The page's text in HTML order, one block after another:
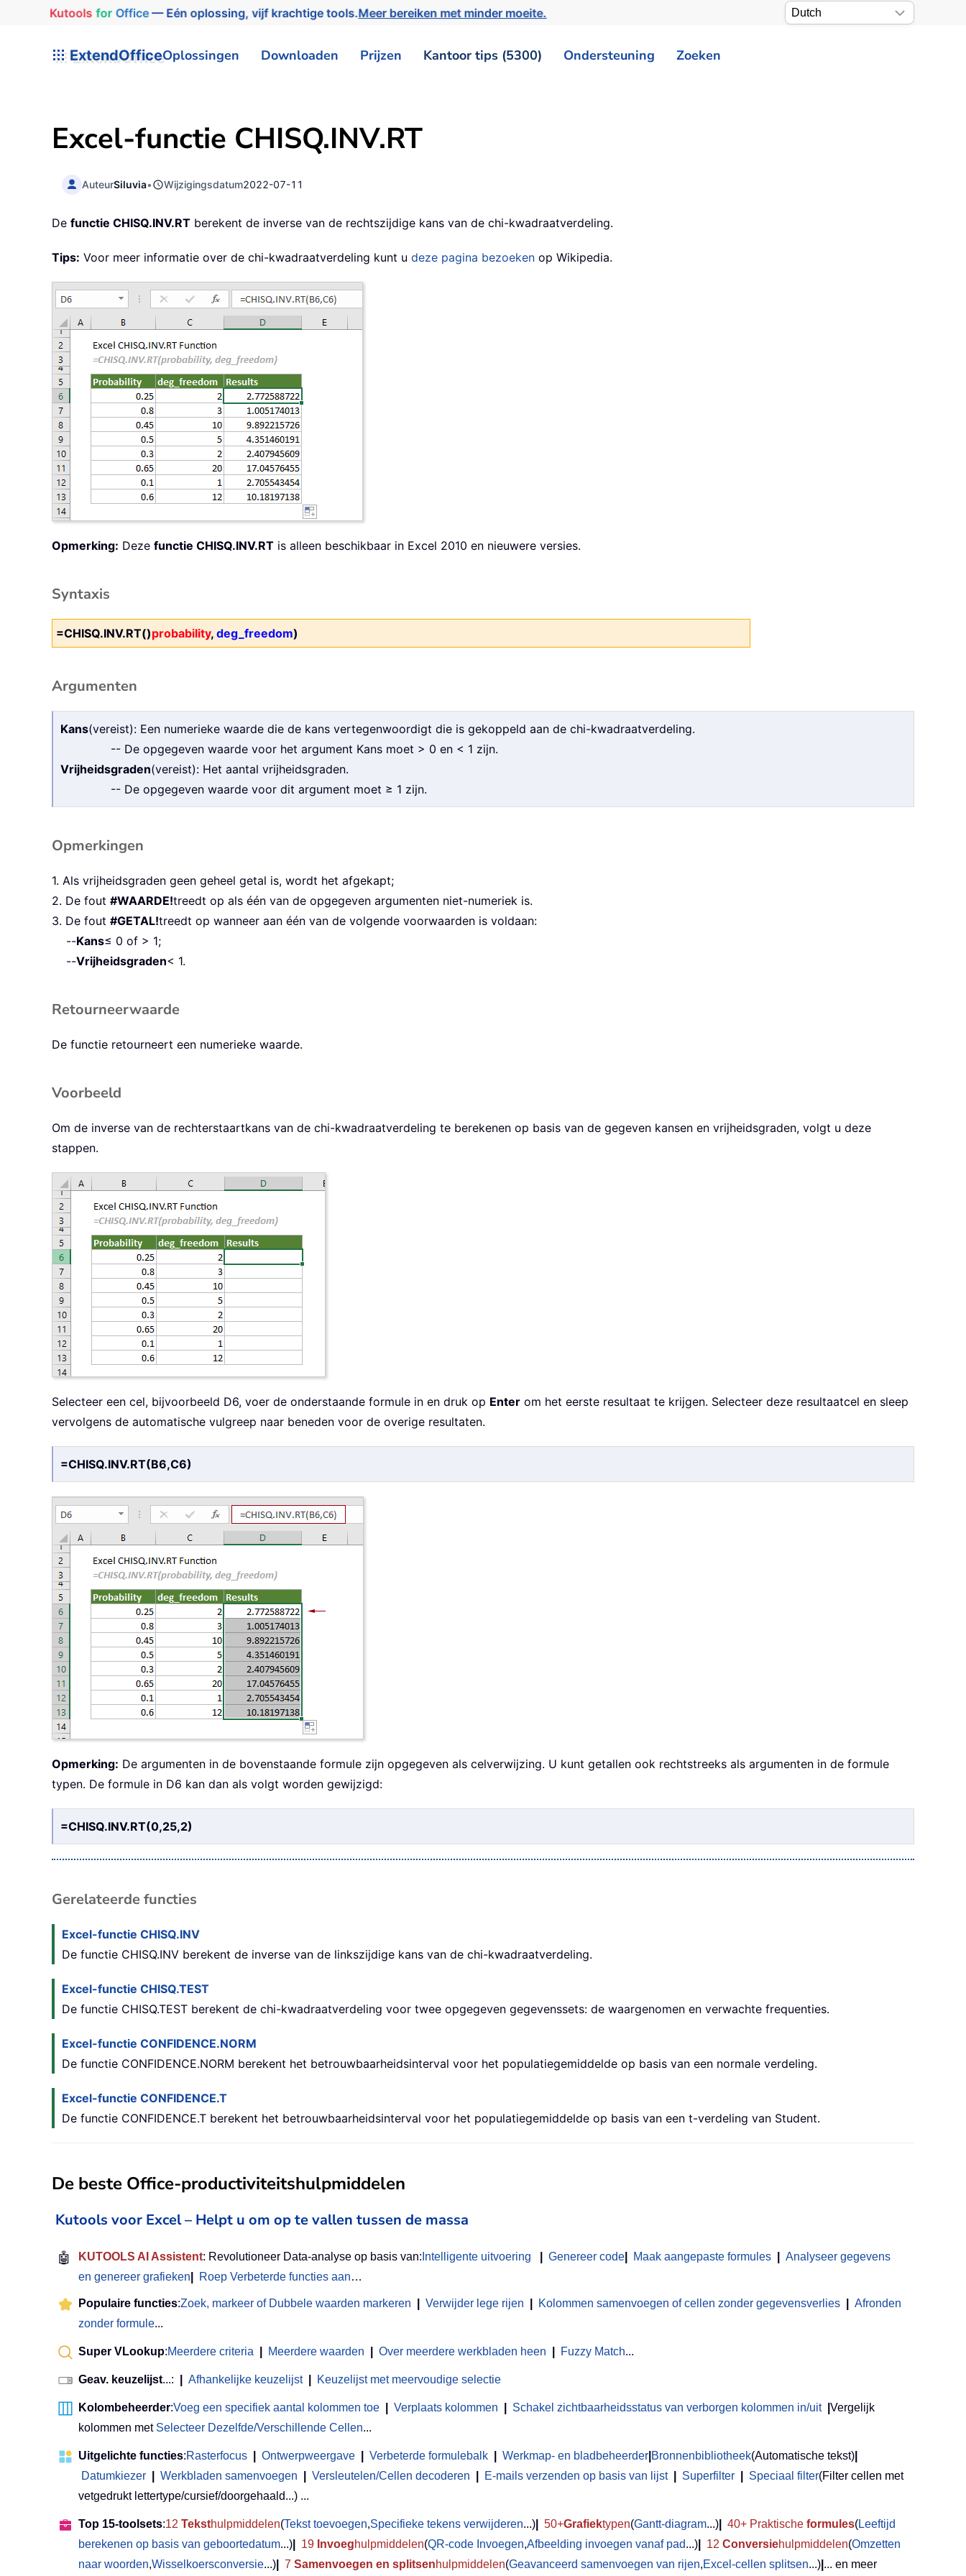
Kutools for Office— Eén oplossing, vijf krachtige tools.Meer bereiken met minder moeite.
ExtendOfficeOplossingen Downloaden Prijzen Kantoor tips (5300) Ondersteuning Zoeken
Excel-functie CHISQ.INV.RT
AuteurSiluvia• Wijzigingsdatum2022-07-11
De functie CHISQ.INV.RT berekent de inverse van de rechtszijdige kans van de chi-kwadraatverdeling.
Tips: Voor meer informatie over de chi-kwadraatverdeling kunt u deze pagina bezoeken op Wikipedia.
Opmerking: Deze functie CHISQ.INV.RT is alleen beschikbaar in Excel 2010 en nieuwere versies.
Syntaxis
=CHISQ.INV.RT()probability, deg_freedom)
Argumenten
Kans(vereist): Een numerieke waarde die de kans vertegenwoordigt die is gekoppeld aan de chi-kwadraatverdeling.
-- De opgegeven waarde voor het argument Kans moet > 0 en < 1 zijn.
Vrijheidsgraden(vereist): Het aantal vrijheidsgraden.
-- De opgegeven waarde voor dit argument moet ≥ 1 zijn.
Opmerkingen
1. Als vrijheidsgraden geen geheel getal is, wordt het afgekapt;
2. De fout #WAARDE!treedt op als één van de opgegeven argumenten niet-numeriek is.
3. De fout #GETAL!treedt op wanneer aan één van de volgende voorwaarden is voldaan:
--Kans≤ 0 of > 1;
--Vrijheidsgraden< 1.
Retourneerwaarde
De functie retourneert een numerieke waarde.
Voorbeeld
Om de inverse van de rechterstaartkans van de chi-kwadraatverdeling te berekenen op basis van de gegeven kansen en vrijheidsgraden, volgt u deze
stappen.
Selecteer een cel, bijvoorbeeld D6, voer de onderstaande formule in en druk op Enter om het eerste resultaat te krijgen. Selecteer deze resultaatcel en sleep
vervolgens de automatische vulgreep naar beneden voor de overige resultaten.
=CHISQ.INV.RT(B6,C6)
Opmerking: De argumenten in de bovenstaande formule zijn opgegeven als celverwijzing. U kunt getallen ook rechtstreeks als argumenten in de formule
typen. De formule in D6 kan dan als volgt worden gewijzigd:
=CHISQ.INV.RT(0,25,2)
Gerelateerde functies
Excel-functie CHISQ.INV
De functie CHISQ.INV berekent de inverse van de linkszijdige kans van de chi-kwadraatverdeling.
Excel-functie CHISQ.TEST
De functie CHISQ.TEST berekent de chi-kwadraatverdeling voor twee opgegeven gegevenssets: de waargenomen en verwachte frequenties.
Excel-functie CONFIDENCE.NORM
De functie CONFIDENCE.NORM berekent het betrouwbaarheidsinterval voor het populatiegemiddelde op basis van een normale verdeling.
Excel-functie CONFIDENCE.T
De functie CONFIDENCE.T berekent het betrouwbaarheidsinterval voor het populatiegemiddelde op basis van een t-verdeling van Student.
De beste Office-productiviteitshulpmiddelen
Kutools voor Excel – Helpt u om op te vallen tussen de massa
🤖 KUTOOLS AI Assistent: Revolutioneer Data-analyse op basis van: Intelligente uitvoering Genereer code Maak aangepaste formules
Analyseer gegevens
en genereer grafieken
Roep Verbeterde functies aan…
Populaire functies:Zoek, markeer of Dubbele waarden markeren Verwijder lege rijen Kolommen samenvoegen of cellen zonder gegevensverlies
Afronden
zonder formule...
Super VLookup:Meerdere criteria Meerdere waarden Over meerdere werkbladen heen Fuzzy Match...
Geav. keuzelijst...: Afhankelijke keuzelijst Keuzelijst met meervoudige selectie
Kolombeheerder:Voeg een specifiek aantal kolommen toe Verplaats kolommen Schakel zichtbaarheidsstatus van verborgen kolommen in/uit
Vergelijk
kolommen met Selecteer Dezelfde/Verschillende Cellen...
Uitgelichte functies:Rasterfocus Ontwerpweergave Verbeterde formulebalk Werkmap- en bladbeheerder Bronnenbibliotheek(Automatische tekst)
Datumkiezer
Werkbladen samenvoegen Versleutelen/Cellen decoderen E-mails verzenden op basis van lijst Superfilter Speciaal filter(Filter cellen met
vetgedrukt lettertype/cursief/doorgehaald...) ...
Top 15-toolsets:12 Teksthulpmiddelen(Tekst toevoegen,Specifieke tekens verwijderen...) 50+Grafiektypen(Gantt-diagram...) 40+ Praktische formules(Leeftijd
berekenen op basis van geboortedatum...) 19 Invoeghulpmiddelen(QR-code Invoegen,Afbeelding invoegen vanaf pad...) 12 Conversiehulpmiddelen(Omzetten
naar woorden,Wisselkoersconversie...) 7 Samenvoegen en splitsenhulpmiddelen(Geavanceerd samenvoegen van rijen,Excel-cellen splitsen...) ... en meer